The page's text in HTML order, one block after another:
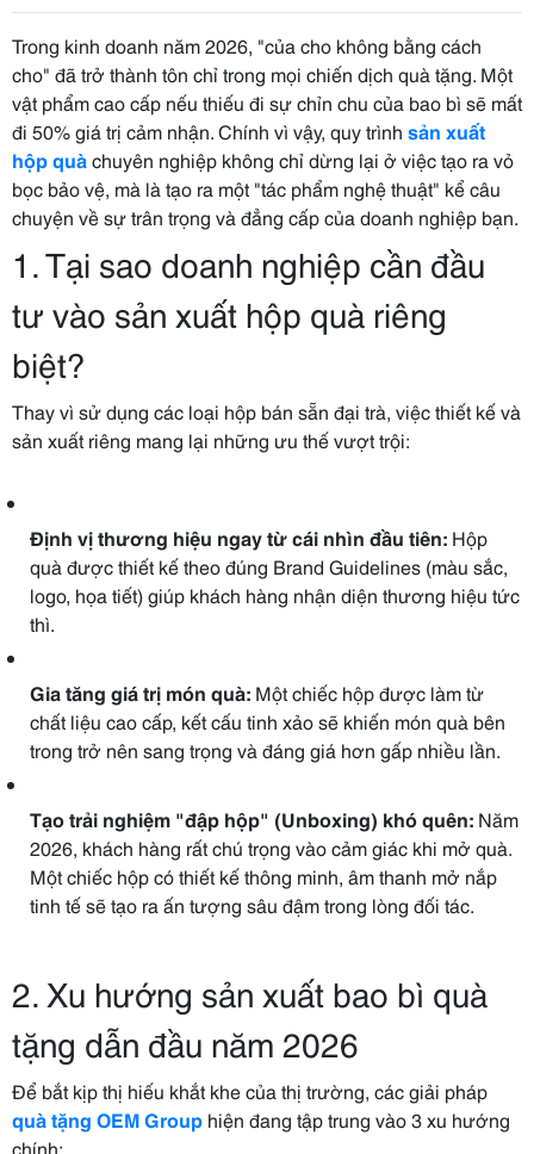
Trong kinh doanh năm 2026, "của cho không bằng cách
cho" đã trở thành tôn chỉ trong mọi chiến dịch quà tặng. Một
vật phẩm cao cấp nếu thiếu đi sự chỉn chu của bao bì sẽ mất
đi 50% giá trị cảm nhận. Chính vì vậy, quy trình sản xuất
hộp quàchuyên nghiệp không chỉ dừng lại ở việc tạo ra vỏ
bọc bảo vệ, mà là tạo ra một "tác phẩm nghệ thuật" kể câu
chuyện về sự trân trọng và đẳng cấp của doanh nghiệp bạn.
1. Tại sao doanh nghiệp cần đầu
tư vào sản xuất hộp quà riêng
biệt?
Thay vì sử dụng các loại hộp bán sẵn đại trà, việc thiết kế và
sản xuất riêng mang lại những ưu thế vượt trội:
Định vị thương hiệu ngay từ cái nhìn đầu tiên: Hộp
quà được thiết kế theo đúng Brand Guidelines (màu sắc,
logo, họa tiết) giúp khách hàng nhận diện thương hiệu tức
thì.
Gia tăng giá trị món quà: Một chiếc hộp được làm từ
chất liệu cao cấp, kết cấu tinh xảo sẽ khiến món quà bên
trong trở nên sang trọng và đáng giá hơn gấp nhiều lần.
Tạo trải nghiệm "đập hộp" (Unboxing) khó quên: Năm
2026, khách hàng rất chú trọng vào cảm giác khi mở quà.
Một chiếc hộp có thiết kế thông minh, âm thanh mở nắp
tinh tế sẽ tạo ra ấn tượng sâu đậm trong lòng đối tác.
2. Xu hướng sản xuất bao bì quà
tặng dẫn đầu năm 2026
Để bắt kịp thị hiếu khắt khe của thị trường, các giải pháp
quà tặng OEM Group hiện đang tập trung vào 3 xu hướng
chính: